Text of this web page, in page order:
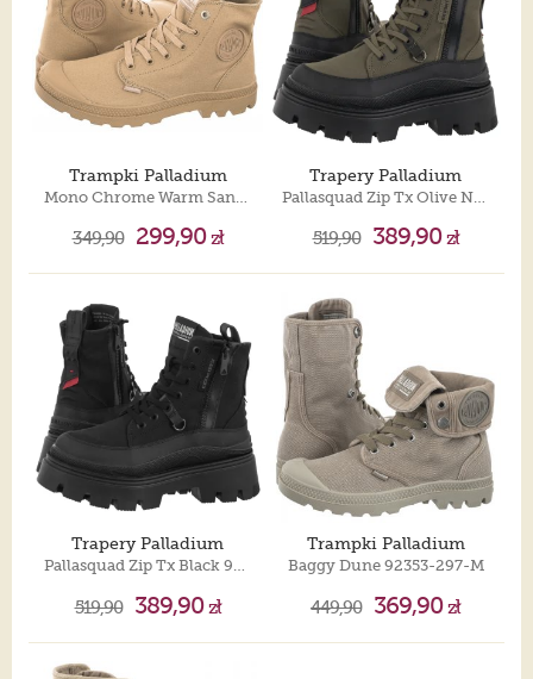
Trampki Palladium
349,90 299,90zł
Trapery Palladium
Pallasquad Zip Tx Olive Night 99532-325-M
519,90 389,90zł
Trapery Palladium
Pallasquad Zip Tx Black 99532-008-M
519,90 389,90zł
Trampki Palladium
Baggy Dune 92353-297-M
449,90 369,90zł